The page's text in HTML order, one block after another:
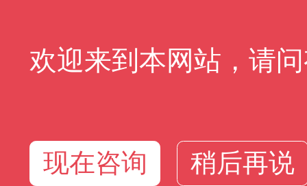
欢迎来到本网站，请
现在咨询
稍后再说